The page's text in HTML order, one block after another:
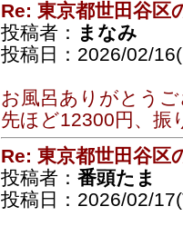
Re: 東京都世田谷区
投稿者： まなみ
投稿日：2026/02/
お風呂ありがとう
先ほど12300円、振
Re: 東京都世田谷区
投稿者： 番頭たま
投稿日：2026/02/